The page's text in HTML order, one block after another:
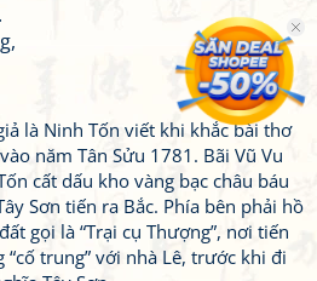
là Ninh Tốn viết khi khắc bài thơ
năm Tân Sửu 1781. Bãi Vũ Vu
cất dấu kho vàng bạc châu báu
Sơn tiến ra Bắc. Phía bên phải hồ
gọi là “Trại cụ Thượng”, nơi tiến
trung” với nhà Lê, trước khi đi